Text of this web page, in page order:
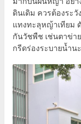
ดินเดิม ควรต้องระ
แทงทะลุหญ้าเทียม
กันวัชพืช เช่นตาข่า
กรีดร่องระบายน้ำน